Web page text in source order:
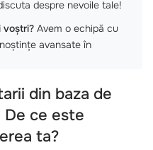
despre nevoile tale!
voștri? Avem o echipă cu
avansate în
din baza de
De ce este
ta?